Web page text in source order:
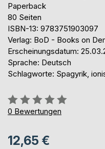
Paperback
80 Seiten
ISBN-13: 9783751903097
Verlag: BoD - Books on
Erscheinungsdatum:
Sprache: Deutsch
Schlagworte: Spagyrik,
Bewertung::
0%
0 Bewertungen
12,65 €